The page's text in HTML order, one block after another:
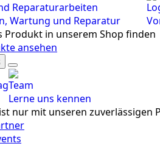
Reparaturarbeiten
Wartung und Reparatur
Produkt in unserem Shop finden
ansehen
Team
Lerne uns kennen
nur mit unseren zuverlässigen